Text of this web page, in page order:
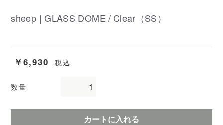
sheep | GLASS DOME / Clear（SS）
￥6,930 税込
数量
カートに入れる